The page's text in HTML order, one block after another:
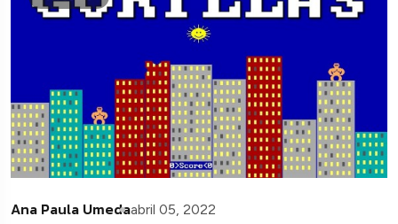
Ana Paula Umedaabril 05, 2022